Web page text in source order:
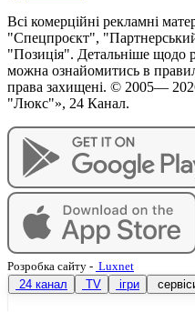
Всі комерційні рекламні
"Спецпроєкт",
"Позиція". Детальніше щодо
можна ознайомитись в
права захищені. © 2005—
"Люкс"», 24 Канал.
Розробка сайту - Luxnet
24 канал
TV ігри